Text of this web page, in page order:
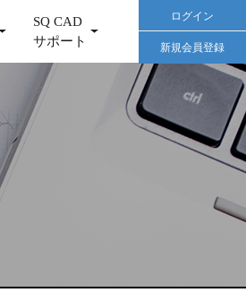
SQ CAD
サポート
ログイン
新規会員登録